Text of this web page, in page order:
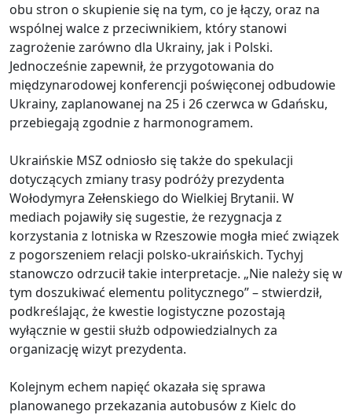
obu stron o skupienie się na tym, co je łączy, oraz na
wspólnej walce z przeciwnikiem, który stanowi
zagrożenie zarówno dla Ukrainy, jak i Polski.
Jednocześnie zapewnił, że przygotowania do
międzynarodowej konferencji poświęconej odbudowie
Ukrainy, zaplanowanej na 25 i 26 czerwca w Gdańsku,
przebiegają zgodnie z harmonogramem.
Ukraińskie MSZ odniosło się także do spekulacji
dotyczących zmiany trasy podróży prezydenta
Wołodymyra Zełenskiego do Wielkiej Brytanii. W
mediach pojawiły się sugestie, że rezygnacja z
korzystania z lotniska w Rzeszowie mogła mieć związek
z pogorszeniem relacji polsko-ukraińskich. Tychyj
stanowczo odrzucił takie interpretacje. „Nie należy się w
tym doszukiwać elementu politycznego” – stwierdził,
podkreślając, że kwestie logistyczne pozostają
wyłącznie w gestii służb odpowiedzialnych za
organizację wizyt prezydenta.
Kolejnym echem napięć okazała się sprawa
planowanego przekazania autobusów z Kielc do